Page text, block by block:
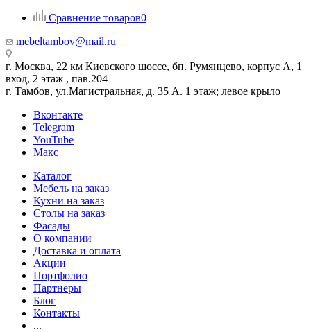
Сравнение товаров0
mebeltambov@mail.ru
г. Москва, 22 км Киевского шоссе, бп. Румянцево, корпус А, 1
вход, 2 этаж , пав.204
г. Тамбов, ул.Магистральная, д. 35 А. 1 этаж; левое крыло
Вконтакте
Telegram
YouTube
Макс
Каталог
Мебель на заказ
Кухни на заказ
Столы на заказ
Фасады
О компании
Доставка и оплата
Акции
Портфолио
Партнеры
Блог
Контакты
...